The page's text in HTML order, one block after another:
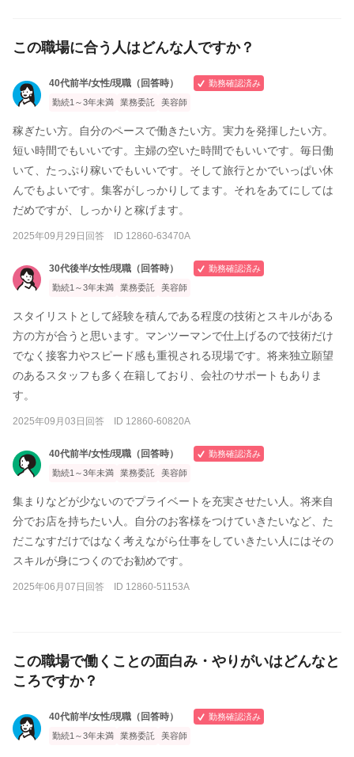
この職場に合う人はどんな人ですか？
40代前半/女性/現職（回答時）
勤務確認済み
勤続1～3年未満
業務委託 美容師
稼ぎたい方。自分のペースで働きたい方。実力を発揮したい方。
短い時間でもいいです。主婦の空いた時間でもいいです。毎日働
いて、たっぷり稼いでもいいです。そして旅行とかでいっぱい休
んでもよいです。集客がしっかりしてます。それをあてにしては
だめですが、しっかりと稼げます。
2025年09月29日回答 ID 12860-63470A
30代後半/女性/現職（回答時）
勤務確認済み
勤続1～3年未満
業務委託 美容師
スタイリストとして経験を積んである程度の技術とスキルがある
方の方が合うと思います。マンツーマンで仕上げるので技術だけ
でなく接客力やスピード感も重視される現場です。将来独立願望
のあるスタッフも多く在籍しており、会社のサポートもありま
す。
2025年09月03日回答 ID 12860-60820A
40代前半/女性/現職（回答時）
勤務確認済み
勤続1～3年未満
業務委託 美容師
集まりなどが少ないのでプライベートを充実させたい人。将来自
分でお店を持ちたい人。自分のお客様をつけていきたいなど、た
だこなすだけではなく考えながら仕事をしていきたい人にはその
スキルが身につくのでお勧めです。
2025年06月07日回答 ID 12860-51153A
この職場で働くことの面白み・やりがいはどんなと
ころですか？
40代前半/女性/現職（回答時）
勤務確認済み
勤続1～3年未満
業務委託 美容師